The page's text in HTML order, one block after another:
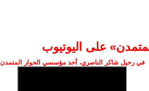
على اليوتيوب
في رحيل شاكر الناصري، أحد مؤسسي الحوار المتمدن